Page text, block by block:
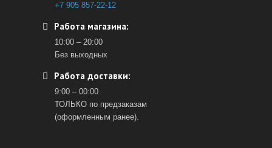
+7 905 857-22-12
Работа магазина:
10:00 – 20:00
Без выходных
Работа доставки:
9:00 – 00:00
ТОЛЬКО по предзаказам
(оформленным ранее).